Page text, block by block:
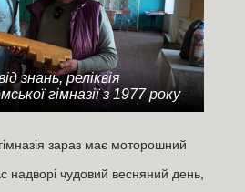
знань, реліквія
гімназії з 1977 року
зараз має моторошний
надворі чудовий весняний день,